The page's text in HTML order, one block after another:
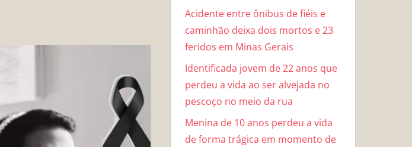
Acidente entre ônibus de fiéis e
caminhão deixa dois mortos e 23
feridos em Minas Gerais
Identificada jovem de 22 anos que
perdeu a vida ao ser alvejada no
pescoço no meio da rua
Menina de 10 anos perdeu a vida
de forma trágica em momento de